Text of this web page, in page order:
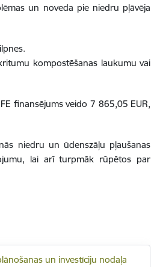
un noveda pie niedru pļāvēja
kompostēšanas laukumu vai
finansējums veido 7 865,05 EUR,
niedru un ūdenszāļu pļaušanas
lai arī turpmāk rūpētos par
un investīciju nodaļa